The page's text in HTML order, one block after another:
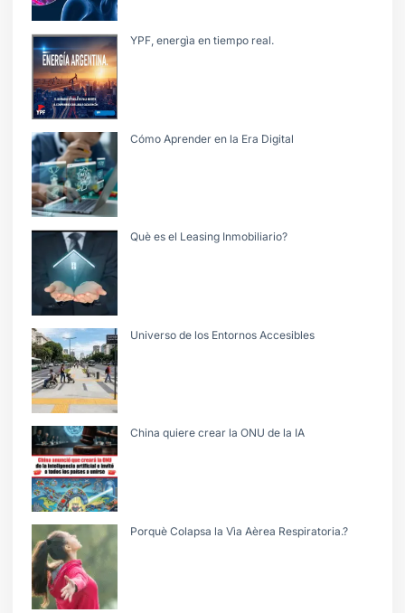
YPF, energìa en tiempo real.
Cómo Aprender en la Era Digital
Què es el Leasing Inmobiliario?
Universo de los Entornos Accesibles
China quiere crear la ONU de la IA
Porquè Colapsa la Vìa Aèrea Respiratoria.?